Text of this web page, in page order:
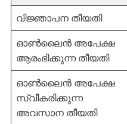
വിജ്ഞാപന തീയതി
ഓൺലൈൻ അപേക്ഷ
ആരംഭിക്കുന്ന തീയതി
ഓൺലൈൻ അപേക്ഷ
സ്വീകരിക്കുന്ന
അവസാന തീയതി